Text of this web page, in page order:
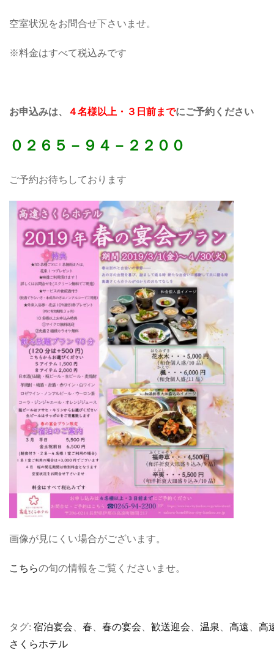
空室状況をお問合せ下さいませ。
※料金はすべて税込みです
お申込みは、 ４名様以上・３日前までにご予約ください
０２６５－９４－２２００
ご予約お待ちしております
画像が見にくい場合がございます。
こちらの旬の情報をご覧くださいませ。
タグ: 宿泊宴会 春 春の宴会 歓送迎会 温泉 高遠
高
さくらホテル